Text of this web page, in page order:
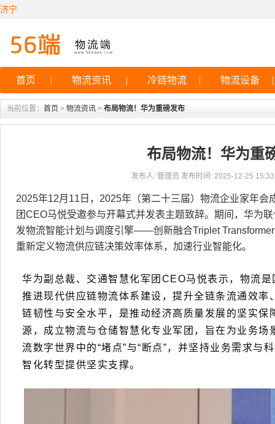
济宁
首页 | 物流资讯 | 冷链物流 | 物流设备 |
当前位置： 首页 > 物流资讯 > 布局物流！华为重磅发布
布局物流！华为重
发布人: 管理员 发布时间: 2025-12-25
2025年12月11日，2025年（第二十三届）物流企业家年会
团CEO马悦受邀参与开幕式并发表主题致辞。期间，华为
发物流智能计划与调度引擎——创新融合Triplet
重新定义物流供应链决策效率体系，加速行业智能化。
华为副总裁、交通智慧化军团CEO马悦表示，物流
推进现代供应链物流体系建设，提升全链条流通效率
链韧性与安全水平，是推动经济高质量发展的坚实保
源，成立物流与仓储智慧化专业军团，旨在为业务场
流数字世界中的“堵点”与“断点”，并坚持业务需求与
智化转型提供坚实支撑。